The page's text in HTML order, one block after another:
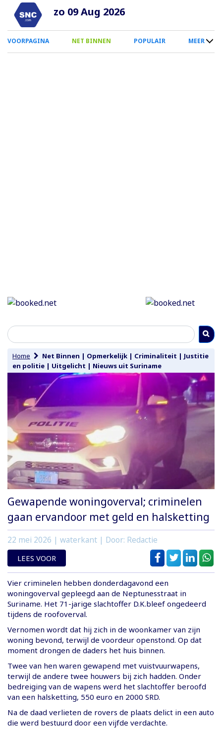
Overslaan
naar
inhoud
zo 09 Aug 2026
0
Smartphone
VOORPAGINA NET BINNEN POPULAIR MEER
Home Net Binnen | Opmerkelijk | Criminaliteit | Justitie
en politie | Uitgelicht | Nieuws uit Suriname
Gewapende woningoverval; criminelen
gaan ervandoor met geld en halsketting
22 mei 2026 | waterkant | Door: Redactie
LEES VOOR
Vier criminelen hebben donderdagavond een
woningoverval gepleegd aan de Neptunesstraat in
Suriname. Het 71-jarige slachtoffer D.K.bleef ongedeerd
tijdens de roofoverval.
Vernomen wordt dat hij zich in de woonkamer van zijn
woning bevond, terwijl de voordeur openstond. Op dat
moment drongen de daders het huis binnen.
Twee van hen waren gewapend met vuistvuurwapens,
terwijl de andere twee houwers bij zich hadden. Onder
bedreiging van de wapens werd het slachtoffer beroofd
van een halsketting, 550 euro en 2000 SRD.
Na de daad verlieten de rovers de plaats delict in een auto
die werd bestuurd door een vijfde verdachte.